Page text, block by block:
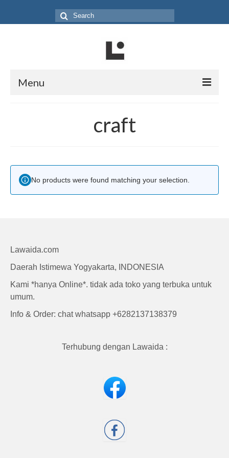
Search
for:
Menu
Galeri
Jurnal
craft
No products were found matching your selection.
Lawaida.com
Daerah Istimewa Yogyakarta, INDONESIA
Kami *hanya Online*. tidak ada toko yang terbuka untuk
umum.
Info & Order: chat whatsapp +6282137138379
Terhubung dengan Lawaida :